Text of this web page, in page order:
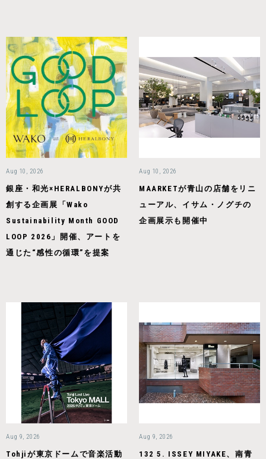
Aug 10, 2026
銀座・和光×HERALBONYが共
創する企画展「Wako
Sustainability Month GOOD
LOOP 2026」開催、アートを
通じた“感性の循環”を提案
Aug 10, 2026
MAARKETが青山の店舗をリニ
ューアル、イサム・ノグチの
企画展示も開催中
Aug 9, 2026
Tohjiが東京ドームで音楽活動
Aug 9, 2026
132 5. ISSEY MIYAKE、南青